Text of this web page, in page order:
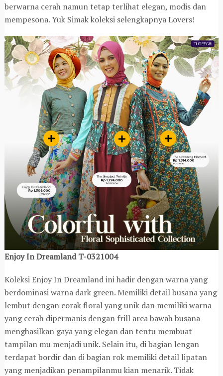
berwarna cerah namun tetap terlihat elegan, modis dan
mempesona. Yuk Simak koleksi selengkapnya Lovers!
Enjoy In Dreamland T-0321004
Koleksi Enjoy In Dreamland ini hadir dengan warna yang
berdominasi warna dark green. Memiliki detail busana yang
lembut dengan corak floral yang unik dan memiliki warna
yang cerah dipermanis dengan frill area bawah busana
menghasilkan gaya yang elegan dan tentu membuat
tampilan mu menjadi unik. Selain itu, di bagian lengan
terdapat bordir dan di bagian rok memiliki detail lipatan
yang menjadikan penampilanmu kian menarik. Tidak